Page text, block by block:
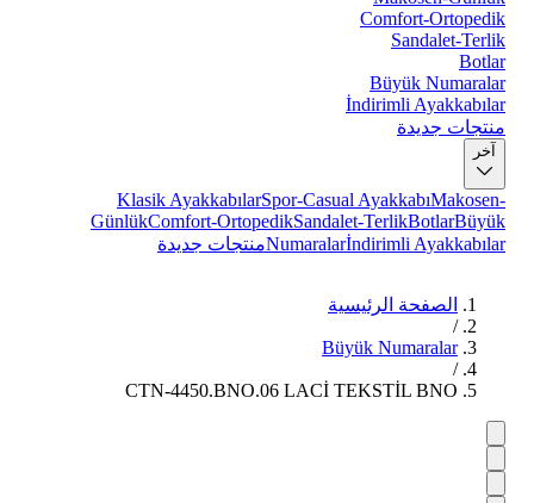
Comfort-Ortopedik
Sandalet-Terlik
Botlar
Büyük Numaralar
İndirimli Ayakkabılar
منتجات جديدة
آخر
Klasik AyakkabılarSpor-Casual AyakkabıMakosen-
GünlükComfort-OrtopedikSandalet-TerlikBotlarBüyük
Numaralarİndirimli Ayakkabılar منتجات جديدة
الصفحة الرئيسية
/
Büyük Numaralar
/
CTN-4450.BNO.06 LACİ TEKSTİL BNO